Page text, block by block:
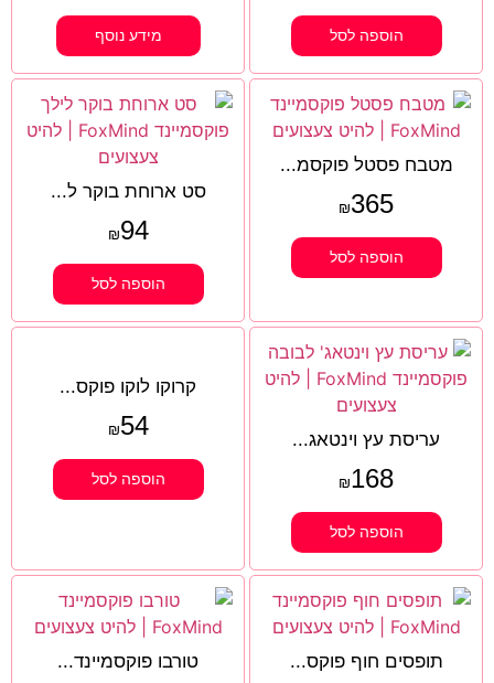
הוספה לסל מידע נוסף
מטבח פסטל פוקסמ...
₪365
הוספה לסל
סט ארוחת בוקר ל...
₪94
הוספה לסל
עריסת עץ וינטאג...
₪168
הוספה לסל
קרוקו לוקו פוקס...
₪54
הוספה לסל
תופסים חוף פוקס... טורבו פוקסמיינד...